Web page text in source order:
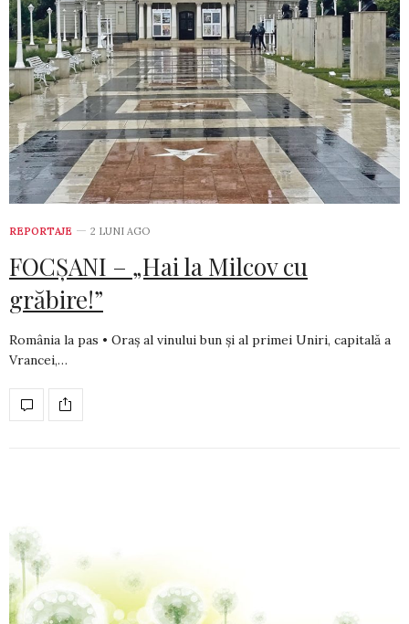
REPORTAJE 2 LUNI AGO
FOCȘANI – „Hai la Milcov cu
grăbire!”
România la pas • Oraș al vinului bun și al primei Uniri, capitală a
Vrancei,…